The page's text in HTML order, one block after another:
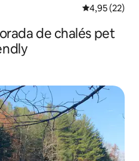
4,95 de uma
4,95 (22)
de chalés pet